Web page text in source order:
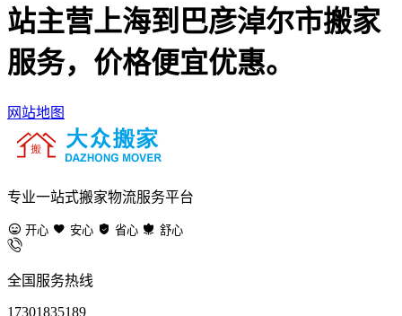
站主营上海到巴彦淖尔市搬家
服务，价格便宜优惠。
网站地图
专业一站式搬家物流服务平台
开心 安心 省心 舒心
全国服务热线
17301835189